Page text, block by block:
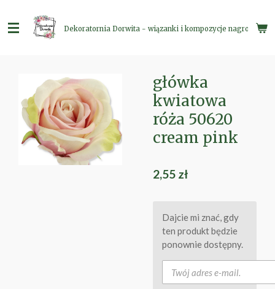
do
głównej
Dekoratornia Dorwita - wiązanki i kompozycje nagrobne
główka
kwiatowa
róża 50620
cream pink
2,55 zł
Dajcie mi znać, gdy
ten produkt będzie
ponownie dostępny.